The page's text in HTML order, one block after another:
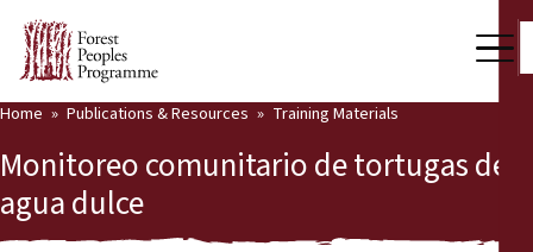
Our Work
Community Voices
Partners & Countries
Home Publications & Resources Training Materials
Monitoreo comunitario de tortugas de
agua dulce